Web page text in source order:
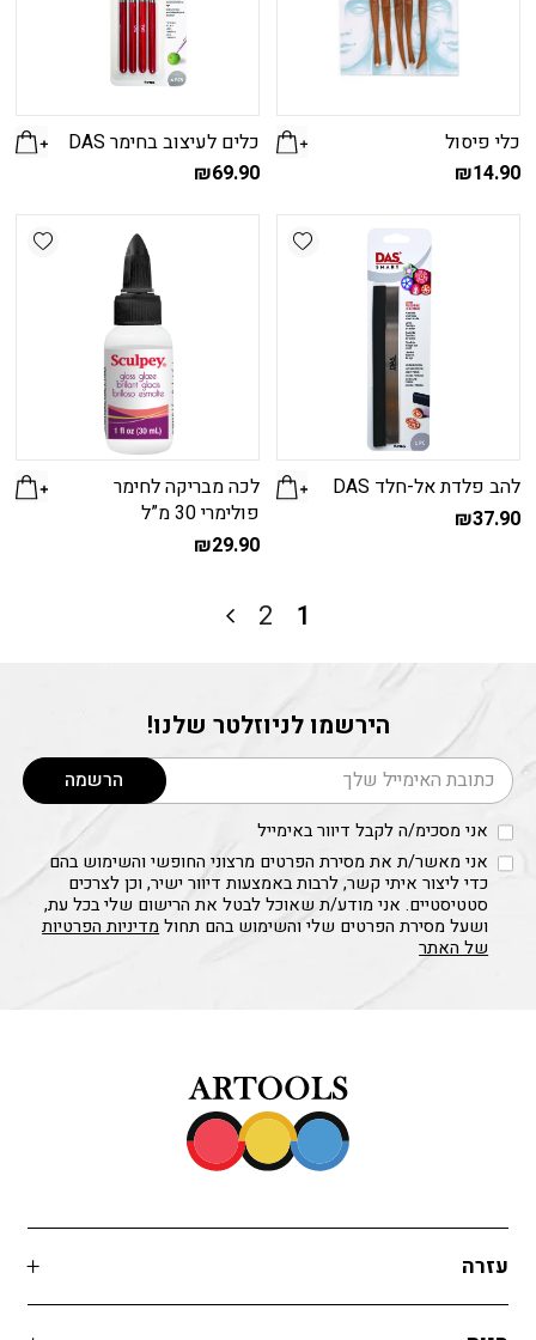
כלי פיסול
₪14.90
כלים לעיצוב בחימר DAS
₪69.90
Add wishlist
להב פלדת אל-חלד DAS
₪37.90
לכה מבריקה לחימר
פולימרי 30 מ”ל
₪29.90
1
2
הירשמו לניוזלטר שלנו!
דוא׳׳ל הרשמה
אני מסכימ/ה לקבל דיוור באימייל
אני מאשר/ת את מסירת הפרטים מרצוני החופשי והשימוש בהם
כדי ליצור איתי קשר, לרבות באמצעות דיוור ישיר, וכן לצרכים
סטטיסטיים. אני מודע/ת שאוכל לבטל את הרישום שלי בכל עת,
ושעל מסירת הפרטים שלי והשימוש בהם תחולמדיניות הפרטיות
של האתר
עזרה